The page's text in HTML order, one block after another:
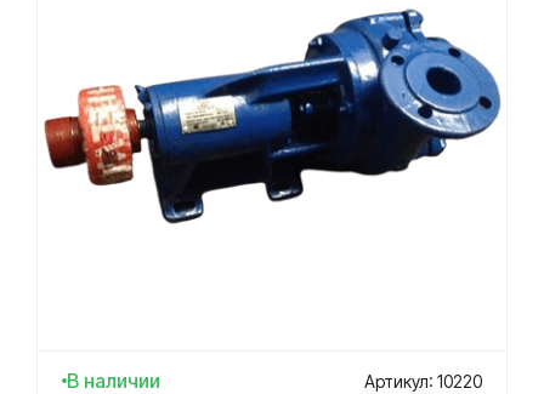
В наличии Артикул: 10220